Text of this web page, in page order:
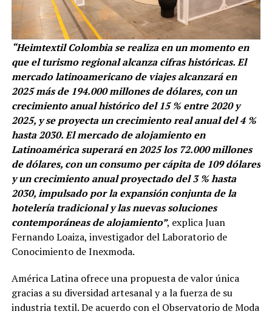
“Heimtextil Colombia se realiza en un momento en
que el turismo regional alcanza cifras históricas. El
mercado latinoamericano de viajes alcanzará en
2025 más de 194.000 millones de dólares, con un
crecimiento anual histórico del 15 % entre 2020 y
2025, y se proyecta un crecimiento real anual del 4 %
hasta 2030. El mercado de alojamiento en
Latinoamérica superará en 2025 los 72.000 millones
de dólares, con un consumo per cápita de 109 dólares
y un crecimiento anual proyectado del 3 % hasta
2030, impulsado por la expansión conjunta de la
hotelería tradicional y las nuevas soluciones
contemporáneas de alojamiento”, explica Juan
Fernando Loaiza, investigador del Laboratorio de
Conocimiento de Inexmoda.
América Latina ofrece una propuesta de valor única
gracias a su diversidad artesanal y a la fuerza de su
industria textil. De acuerdo con el Observatorio de Moda